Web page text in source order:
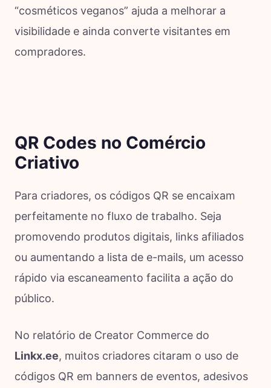
“cosméticos veganos” ajuda a melhorar a
visibilidade e ainda converte visitantes em
compradores.
QR Codes no Comércio
Criativo
Para criadores, os códigos QR se encaixam
perfeitamente no fluxo de trabalho. Seja
promovendo produtos digitais, links afiliados
ou aumentando a lista de e-mails, um acesso
rápido via escaneamento facilita a ação do
público.
No relatório de Creator Commerce do
Linkx.ee, muitos criadores citaram o uso de
códigos QR em banners de eventos, adesivos